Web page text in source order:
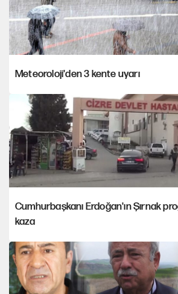
Meteoroloji'den 3 kente uyarı
Cumhurbaşkanı Erdoğan'ın Şırnak
kaza